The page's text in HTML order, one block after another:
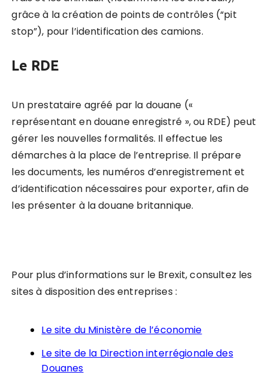
grâce à la création de points de contrôles (“pit
stop”), pour l’identification des camions.
Le RDE
Un prestataire agréé par la douane («
représentant en douane enregistré », ou RDE) peut
gérer les nouvelles formalités. Il effectue les
démarches à la place de l’entreprise. Il prépare
les documents, les numéros d’enregistrement et
d’identification nécessaires pour exporter, afin de
les présenter à la douane britannique.
Pour plus d’informations sur le Brexit, consultez les
sites à disposition des entreprises :
Le site du Ministère de l’économie
Le site de la Direction interrégionale des
Douanes